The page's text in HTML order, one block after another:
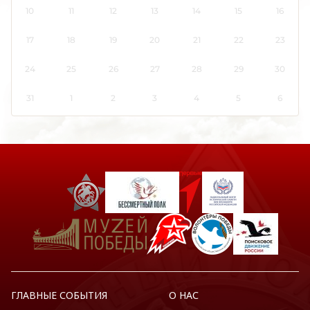
Кировская область
Краснодарский край
Курская область
Липецкая область
Луганская Народная Республика
Магаданская область
Марий Эл
Московская область
10 11 12 13 14 15 16
17 18 19 20 21 22 23
24 25 26 27 28 29 30
31 1 2 3 4 5 6
ГЛАВНЫЕ СОБЫТИЯ О НАС